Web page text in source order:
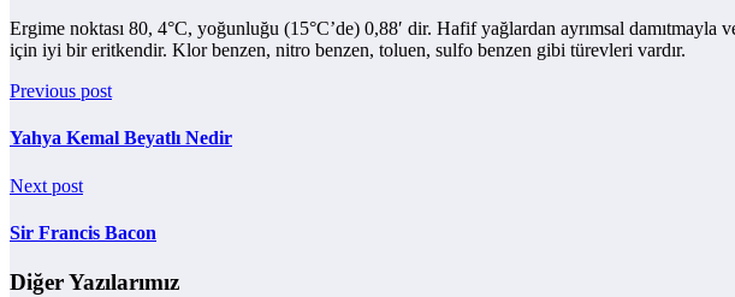
Ergime noktası 80, 4°C, yoğunluğu (15°C’de) 0,88′ dir. Hafif yağlardan ayrımsal
için iyi bir eritkendir. Klor benzen, nitro benzen, toluen, sulfo benzen gibi türevleri vardır.
Previous post
Yahya Kemal Beyatlı Nedir
Next post
Sir Francis Bacon
Diğer Yazılarımız